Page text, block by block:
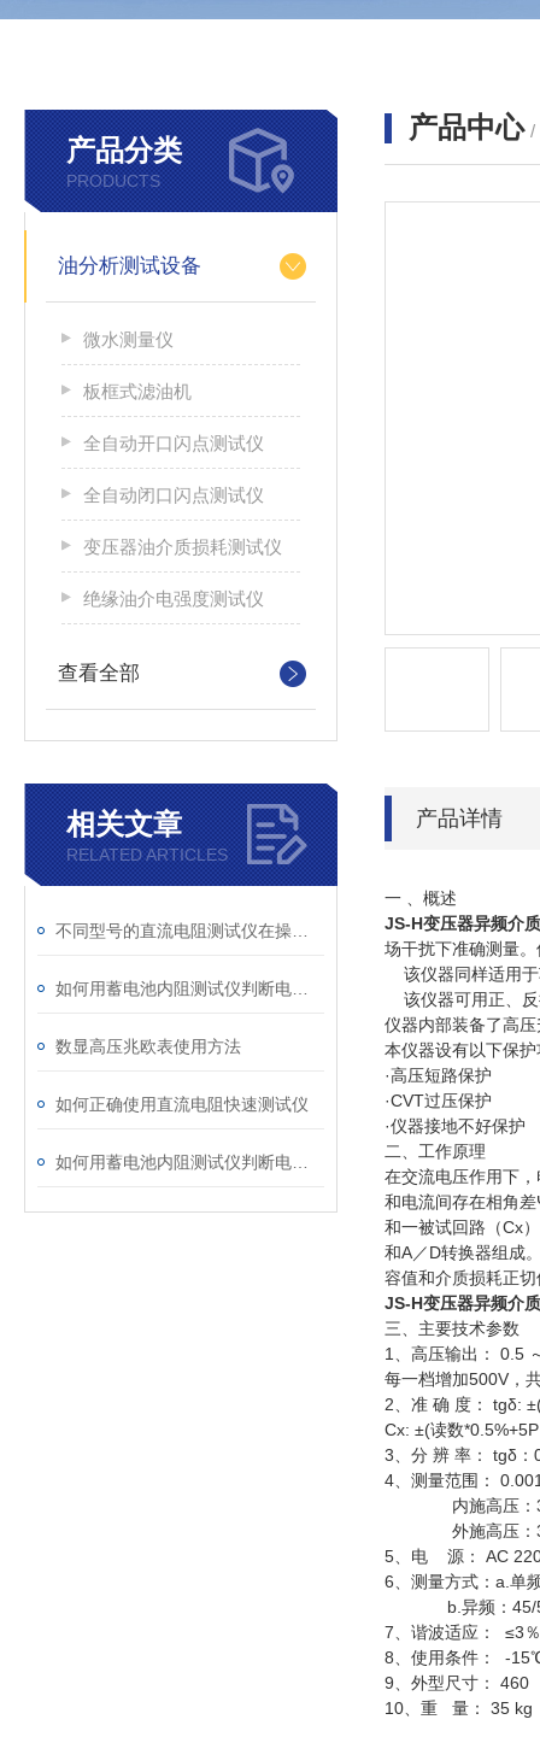
产品分类
PRODUCTS
油分析测试设备
微水测量仪
板框式滤油机
全自动开口闪点测试仪
全自动闭口闪点测试仪
变压器油介质损耗测试仪
绝缘油介电强度测试仪
查看全部
相关文章
RELATED ARTICLES
数显高压兆欧表使用方法
如何正确使用直流电阻快速测试仪
产品中心 /
产品详情
一 、概述
JS-H变压器异频介
场干扰下准确测量
该仪器同样适用于
该仪器可用正、反
仪器内部装备了高
本仪器设有以下保
·高压短路保护
·CVT过压保护
·仪器接地不好保护
二、工作原理
在交流电压作用下
和电流间存在相角
和一被试回路（Cx
和A／D转换器组成
容值和介质损耗正切
JS-H变压器异频介
三、主要技术参数
1、高压输出： 0.5
每一档增加500V，
2、准 确 度： tgδ:
Cx: ±(读数
3、分 辨 率： tgδ
4、测量范围：
内施高压：3pF
外施高压：3pF
5、电 源： AC
6、测量方式：a.单
b.异频：45/
7、谐波适应： ≤3％
8、使用条件： -
9、外型尺寸： 460
10、重 量： 35 kg